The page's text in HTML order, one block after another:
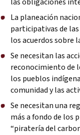
La planeación
participativas de
los acuerdos sobre
Se necesitan las
reconocimiento de
los pueblos
comunidad y las
Se necesitan una
más a fondo de los
“piratería del